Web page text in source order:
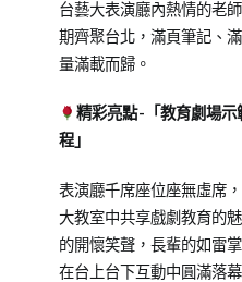
台藝大表演廳內熱情的老
期齊聚台北，滿頁筆記、
量滿載而歸。
精彩亮點-「教育劇場示
程」
表演廳千席座位座無虛席
大教室中共享戲劇教育的
的開懷笑聲，長輩的如雷
在台上台下互動中圓滿落